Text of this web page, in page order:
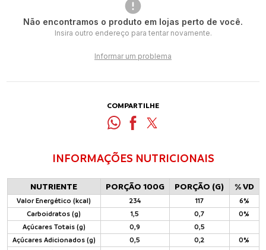
Não encontramos o produto em lojas perto de você.
Insira outro endereço para tentar novamente.
Informar um problema
COMPARTILHE
INFORMAÇÕES NUTRICIONAIS
NUTRIENTE PORÇÃO 100G PORÇÃO (G) % VD
Valor Energético (kcal) 234 117
6%
Carboidratos (g)
1,5 0,7
0%
Açúcares Totais (g)
0,9
0,5
Açúcares Adicionados (g)
0,5 0,2
0%